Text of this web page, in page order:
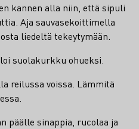
kannen alla niin, että sipuli
Aja sauvasekoittimella
liedeltä tekeytymään.
suolakurkku ohueksi.
reilussa voissa. Lämmitä
päälle sinappia, rucolaa ja